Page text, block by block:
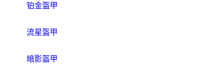
铂金盔甲
流星盔甲
暗影盔甲